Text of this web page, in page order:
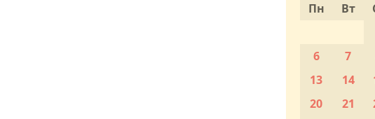
Пн
Вт
6
7
13
14
20
21